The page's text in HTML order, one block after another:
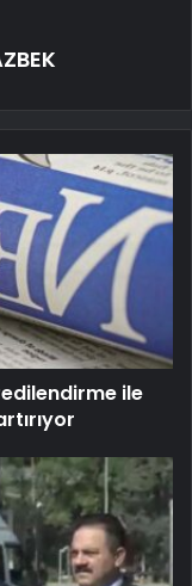
ile